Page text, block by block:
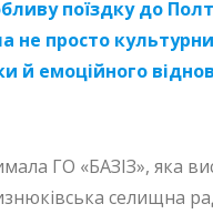
поїздку до
не просто
й емоційного
ГО «БАЗІЗ», яка
селищна